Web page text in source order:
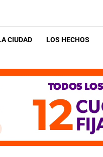
CIUDAD LOS HECHOS